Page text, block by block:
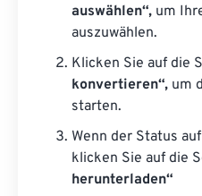
auswählen“, um
auszuwählen.
Klicken Sie auf die
konvertieren“, um
starten.
Wenn der Status
klicken Sie auf die
herunterladen“